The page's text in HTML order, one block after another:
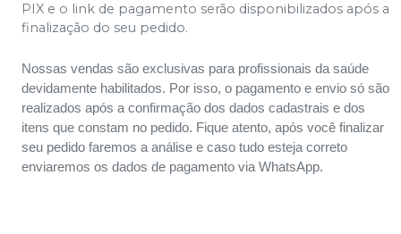
PIX e o link de pagamento serão disponibilizados após a
finalização do seu pedido.
Nossas vendas são exclusivas para profissionais da saúde
devidamente habilitados. Por isso, o pagamento e envio só são
realizados após a confirmação dos dados cadastrais e dos
itens que constam no pedido. Fique atento, após você finalizar
seu pedido faremos a análise e caso tudo esteja correto
enviaremos os dados de pagamento via WhatsApp.